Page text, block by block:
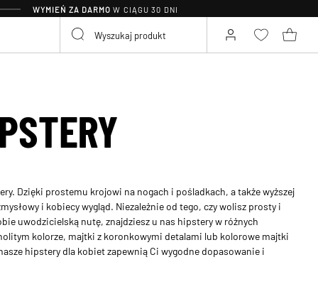
WYMIEŃ ZA DARMO W CIĄGU 30 DNI
Dzięki prostemu krojowi na nogach i pośladkach, a także wyższej
i kobiecy wygląd. Niezależnie od tego, czy wolisz prosty i
uwodzicielską nutę, znajdziesz u nas hipstery w różnych
kolorze, majtki z koronkowymi detalami lub kolorowe majtki
hipstery dla kobiet zapewnią Ci wygodne dopasowanie i